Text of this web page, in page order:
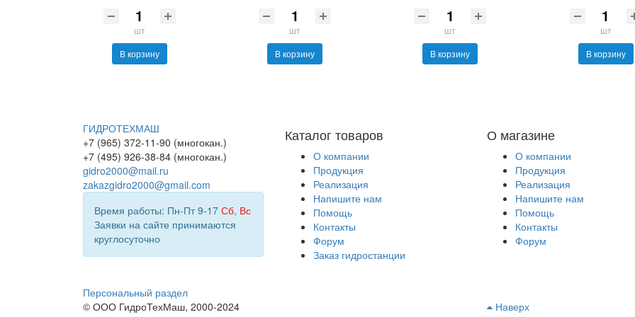
шт
В корзину
шт
В корзину
шт
В корзину
шт
В корзину
О магазине
О компании
Продукция
Реализация
Напишите нам
Помощь
Контакты
Форум
Каталог товаров
О компании
Продукция
Реализация
Напишите нам
Помощь
Контакты
Форум
Заказ гидростанции
ГИДРОТЕХМАШ
+7 (965) 372-11-90 (многокан.)
+7 (495) 926-38-84 (многокан.)
gidro2000@mail.ru
zakazgidro2000@gmail.com
Время работы: Пн-Пт 9-17 Сб, Вс
Заявки на сайте принимаются
круглосуточно
Персональный раздел
© ООО ГидроТехМаш, 2000-2024
Наверх